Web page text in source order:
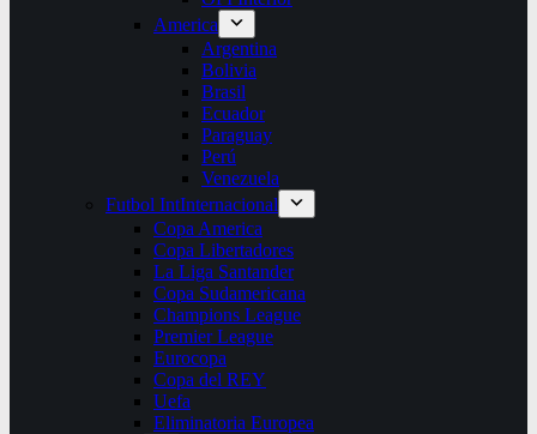
America
Argentina
Bolivia
Brasil
Ecuador
Paraguay
Perú
Venezuela
Futbol IntInternacional
Copa America
Copa Libertadores
La Liga Santander
Copa Sudamericana
Champions League
Premier League
Eurocopa
Copa del REY
Uefa
Eliminatoria Europea